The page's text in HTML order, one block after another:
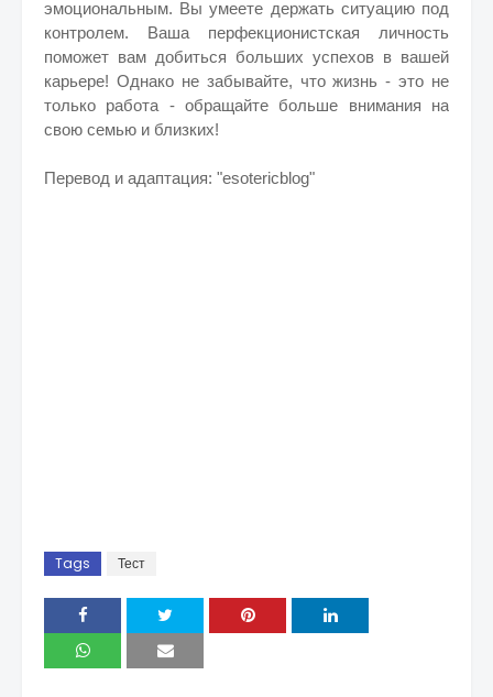
эмоциональным. Вы умеете держать ситуацию под
контролем. Ваша перфекционистская личность
поможет вам добиться больших успехов в вашей
карьере! Однако не забывайте, что жизнь - это не
только работа - обращайте больше внимания на
свою семью и близких!
Перевод и адаптация: "esotericblog"
Tags Тест